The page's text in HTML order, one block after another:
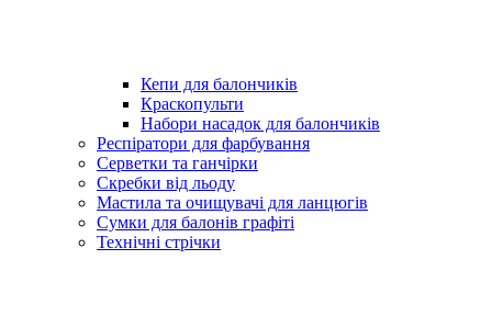
Кепи для балончиків
Краскопульти
Набори насадок для балончиків
Респіратори для фарбування
Серветки та ганчірки
Скребки від льоду
Мастила та очищувачі для ланцюгів
Сумки для балонів графіті
Технічні стрічки